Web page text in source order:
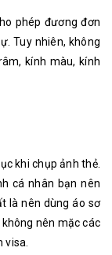
phép đương đơn
Tuy nhiên, không
kính màu, kính
khi chụp ảnh thẻ.
cá nhân bạn nên
là nên dùng áo sơ
nên mặc các
visa.